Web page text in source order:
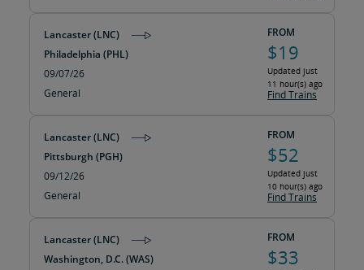
Lancaster (LNC)
Philadelphia (PHL)
09/07/26
General
FROM
$19
Updated just
11 hour(s) ago
Find Trains
Lancaster (LNC)
Pittsburgh (PGH)
09/12/26
General
FROM
$52
Updated just
10 hour(s) ago
Find Trains
Lancaster (LNC)
Washington, D.C. (WAS)
FROM
$33